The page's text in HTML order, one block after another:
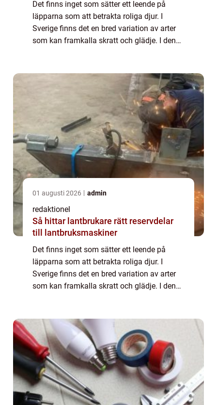
Det finns inget som sätter ett leende på
läpparna som att betrakta roliga djur. I
Sverige finns det en bred variation av arter
som kan framkalla skratt och glädje. I denna
01 augusti 2026 admin
redaktionel
Så hittar lantbrukare rätt reservdelar
till lantbruksmaskiner
Det finns inget som sätter ett leende på
läpparna som att betrakta roliga djur. I
Sverige finns det en bred variation av arter
som kan framkalla skratt och glädje. I denna